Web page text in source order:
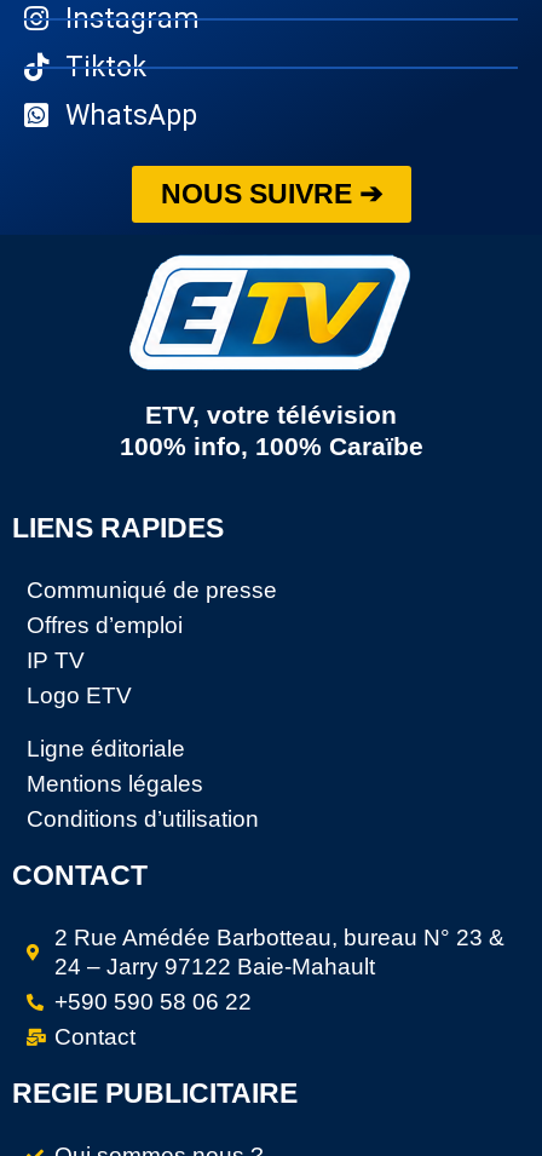
Instagram
Tiktok
WhatsApp
NOUS SUIVRE ➔
ETV, votre télévision
100% info, 100% Caraïbe
LIENS RAPIDES
Communiqué de presse
Offres d’emploi
IP TV
Logo ETV
Ligne éditoriale
Mentions légales
Conditions d’utilisation
CONTACT
2 Rue Amédée Barbotteau, bureau N° 23 &
24 – Jarry 97122 Baie-Mahault
+590 590 58 06 22
Contact
REGIE PUBLICITAIRE